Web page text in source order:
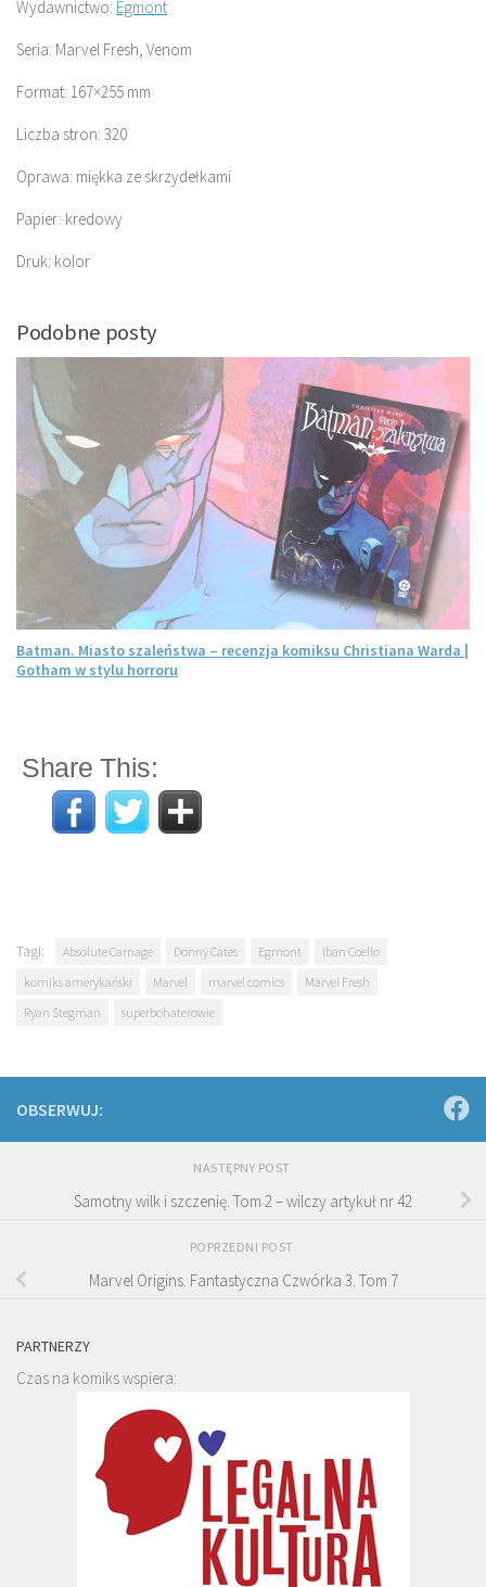
Wydawnictwo: Egmont
Seria: Marvel Fresh, Venom
Format: 167×255 mm
Liczba stron: 320
Oprawa: miękka ze skrzydełkami
Papier: kredowy
Druk: kolor
Podobne posty
Batman. Miasto szaleństwa – recenzja komiksu Christiana Warda |
Gotham w stylu horroru
Share This:
Tagi: Absolute Carnage Donny Cates Egmont
Iban Coello
komiks amerykański
Marvel marvel comics
Marvel Fresh
Ryan Stegman
superbohaterowie
OBSERWUJ:
NASTĘPNY POST
Samotny wilk i szczenię. Tom 2 – wilczy artykuł nr 42
POPRZEDNI POST
Marvel Origins. Fantastyczna Czwórka 3. Tom 7
PARTNERZY
Czas na komiks wspiera: